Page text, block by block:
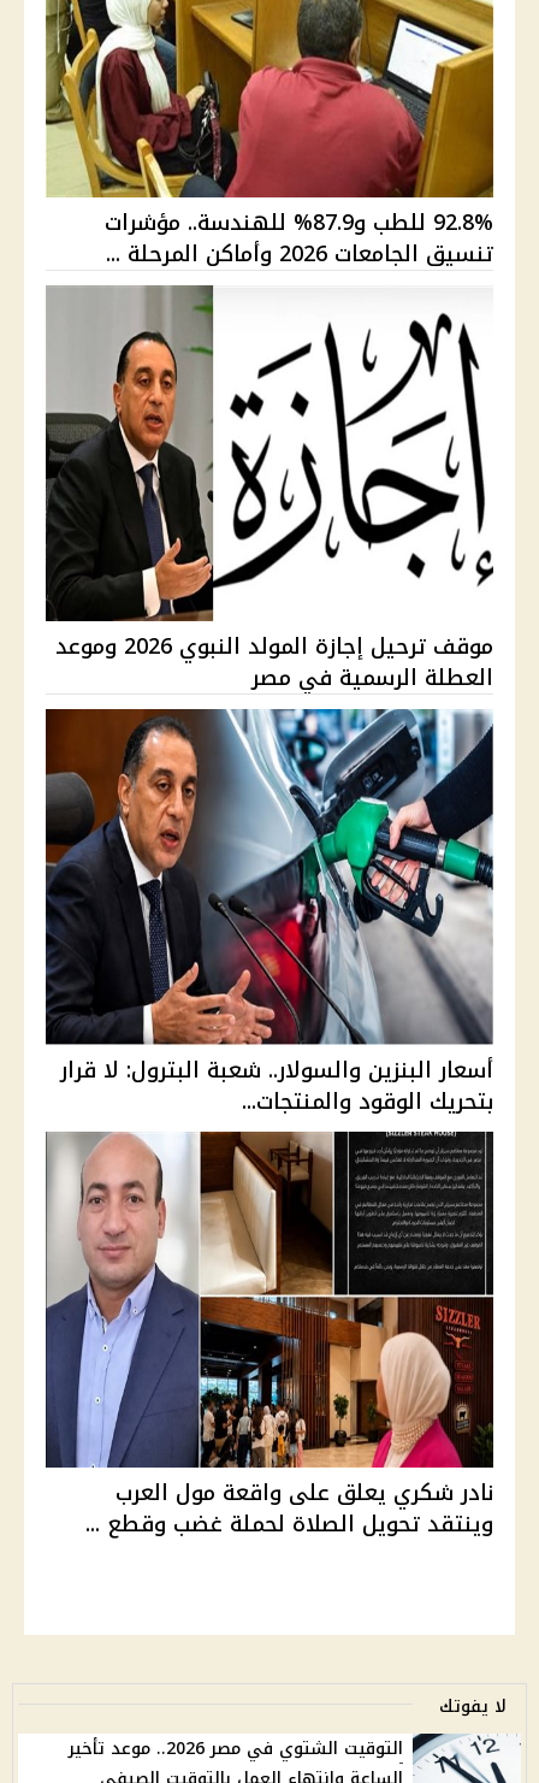
92.8% للطب و87.9% للهندسة.. مؤشرات
تنسيق الجامعات 2026 وأماكن المرحلة ...
موقف ترحيل إجازة المولد النبوي 2026 وموعد
العطلة الرسمية في مصر
أسعار البنزين والسولار.. شعبة البترول: لا قرار
بتحريك الوقود والمنتجات...
نادر شكري يعلق على واقعة مول العرب
وينتقد تحويل الصلاة لحملة غضب وقطع ...
لا يفوتك
التوقيت الشتوي في مصر 2026.. موعد تأخير